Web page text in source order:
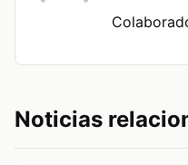
Noticias